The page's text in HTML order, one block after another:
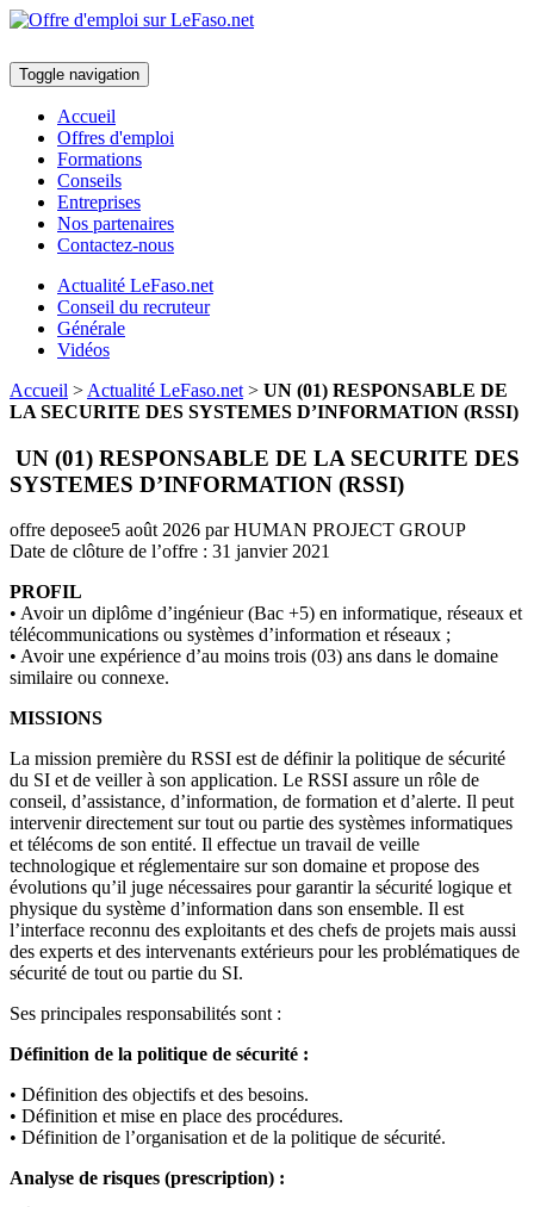
Toggle navigation
Accueil
Offres d'emploi
Formations
Conseils
Entreprises
Nos partenaires
Contactez-nous
Actualité LeFaso.net
Conseil du recruteur
Générale
Vidéos
Accueil > Actualité LeFaso.net > UN (01) RESPONSABLE DE
LA SECURITE DES SYSTEMES D’INFORMATION (RSSI)
UN (01) RESPONSABLE DE LA SECURITE DES
SYSTEMES D’INFORMATION (RSSI)
offre deposee5 août 2026 par HUMAN PROJECT GROUP
Date de clôture de l’offre : 31 janvier 2021
PROFIL
• Avoir un diplôme d’ingénieur (Bac +5) en informatique, réseaux et
télécommunications ou systèmes d’information et réseaux ;
• Avoir une expérience d’au moins trois (03) ans dans le domaine
similaire ou connexe.
MISSIONS
La mission première du RSSI est de définir la politique de sécurité
du SI et de veiller à son application. Le RSSI assure un rôle de
conseil, d’assistance, d’information, de formation et d’alerte. Il peut
intervenir directement sur tout ou partie des systèmes informatiques
et télécoms de son entité. Il effectue un travail de veille
technologique et réglementaire sur son domaine et propose des
évolutions qu’il juge nécessaires pour garantir la sécurité logique et
physique du système d’information dans son ensemble. Il est
l’interface reconnu des exploitants et des chefs de projets mais aussi
des experts et des intervenants extérieurs pour les problématiques de
sécurité de tout ou partie du SI.
Ses principales responsabilités sont :
Définition de la politique de sécurité :
• Définition des objectifs et des besoins.
• Définition et mise en place des procédures.
• Définition de l’organisation et de la politique de sécurité.
Analyse de risques (prescription) :